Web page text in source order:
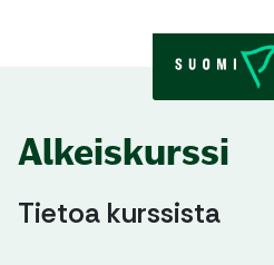
Alkeiskurssi
Tietoa kurssista